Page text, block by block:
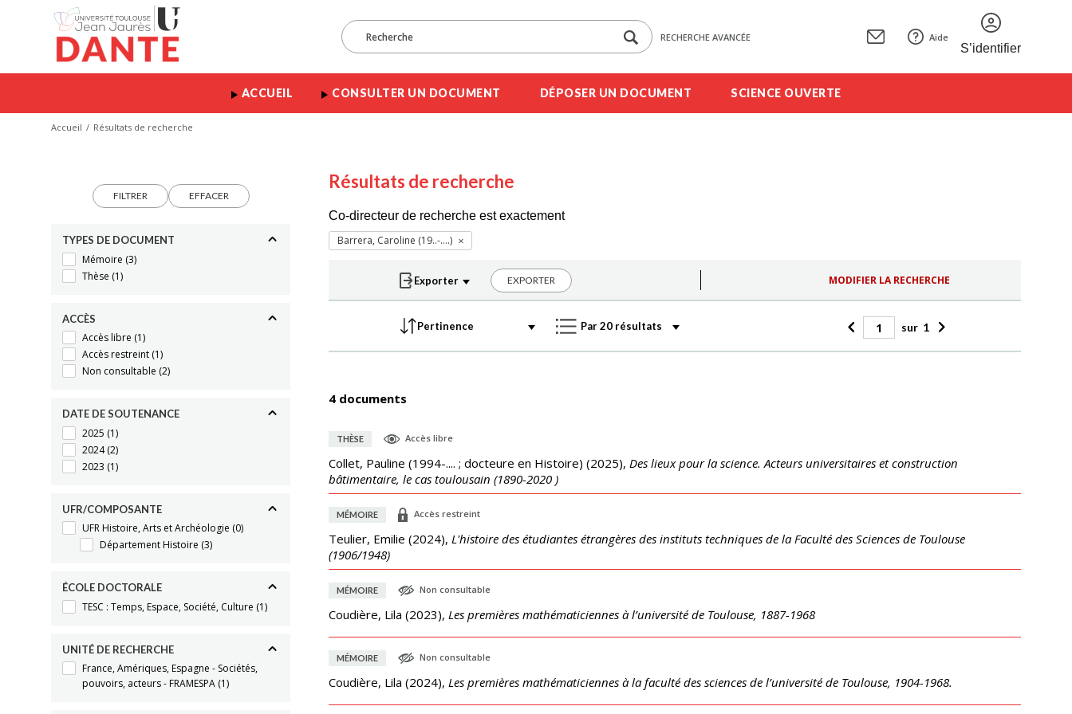
RECHERCHE AVANCÉE Aide
S’identifier
ACCUEIL CONSULTER UN DOCUMENT DÉPOSER UN DOCUMENT SCIENCE OUVERTE
Accueil Résultats de recherche
FILTRER EFFACER
TYPES DE DOCUMENT
Mémoire (3)
Thèse (1)
ACCÈS
Accès libre (1)
Accès restreint (1)
Non consultable (2)
DATE DE SOUTENANCE
2025 (1)
2024(2)
2023 (1)
UFR/COMPOSANTE
UFR Histoire, Arts et Archéologie (0)
Département Histoire (3)
ÉCOLE DOCTORALE
TESC : Temps, Espace, Société, Culture (1)
UNITÉ DE RECHERCHE
France, Amériques, Espagne - Sociétés,
pouvoirs, acteurs - FRAMESPA (1)
Résultats de recherche
Co-directeur de recherche est exactement
Barrera, Caroline (19..-....)
EXPORTER MODIFIER LA RECHERCHE
sur 1
4 documents
THÈSE Accès libre
Collet, Pauline (1994-.... ; docteure en Histoire) (2025), Des lieux pour la science. Acteurs universitaires et construction
bâtimentaire, le cas toulousain (1890-2020 )
MÉMOIRE Accès restreint
Teulier, Emilie (2024), L'histoire des étudiantes étrangères des instituts techniques de la Faculté des Sciences de Toulouse
(1906/1948)
MÉMOIRE Non consultable
Coudière, Lila (2023), Les premières mathématiciennes à l’université de Toulouse, 1887-1968
MÉMOIRE Non consultable
Coudière, Lila (2024), Les premières mathématiciennes à la faculté des sciences de l’université de Toulouse, 1904-1968.